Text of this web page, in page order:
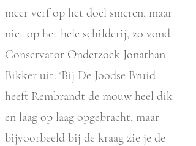
meer verf op het doel smeren, maar
niet op het hele schilderij, zo vond
Conservator Onderzoek Jonathan
Bikker uit: ‘Bij De Joodse Bruid
heeft Rembrandt de mouw heel dik
en laag op laag opgebracht, maar
bijvoorbeeld bij de kraag zie je de